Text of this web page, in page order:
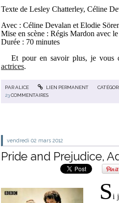
Texte de Lesley Chatterley, Céline
Avec : Céline Devalan et Elodie
Mise en scène : Régis Mardon avec
Durée : 70 minutes
Et pour en savoir plus, je vous
actrices.
PARALICE LIEN PERMANENT
23COMMENTAIRES
vendredi 02 mars 2012
Pride and Prejudice,
Si